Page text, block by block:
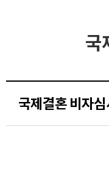
국
국제결혼 비자